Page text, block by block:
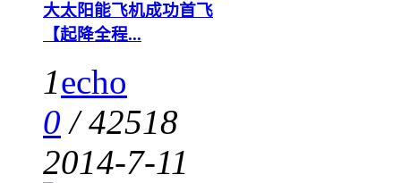
大太阳能飞机成功首飞
【起降全程...
1echo
0 /42518
2014-7-11